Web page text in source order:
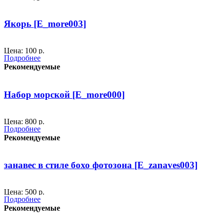
Обработаны специальным составом против возгорания.
По морской тематике рекомендуем в дополнение: штурвал,
якорь и морские подушки.
300
Якорь [E_more003]
Цена: 100 р.
Подробнее
Рекомендуемые
Набор морской [E_more000]
Цена: 800 р.
Штурвал на постаменте, якорь, 3 морских фонаря.
300
Подробнее
Рекомендуемые
занавес в стиле бохо фотозона [E_zanaves003]
Цена: 500 р.
Размеры: длина вуали 300х300 см., длина композиции 165 см.
Подробнее
Рекомендуемые